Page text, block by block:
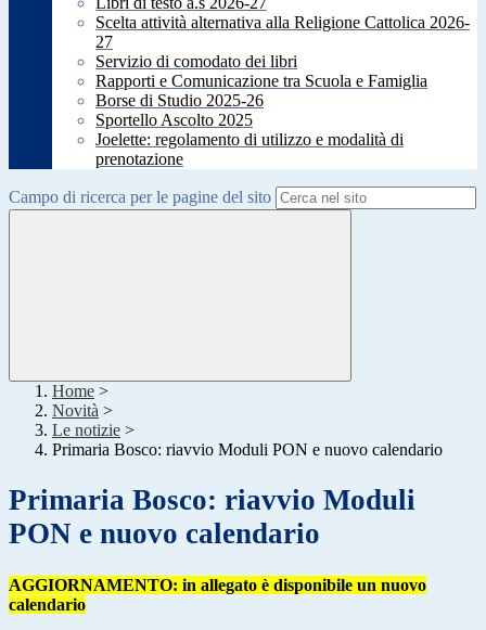
Scelta attività alternativa alla Religione Cattolica 2026-
27
Servizio di comodato dei libri
Rapporti e Comunicazione tra Scuola e Famiglia
Borse di Studio 2025-26
Sportello Ascolto 2025
Joelette: regolamento di utilizzo e modalità di
prenotazione
Campo di ricerca per le pagine del sito
Home >
Novità >
Le notizie >
Primaria Bosco: riavvio Moduli PON e nuovo calendario
Primaria Bosco: riavvio Moduli
PON e nuovo calendario
AGGIORNAMENTO: in allegato è disponibile un nuovo
calendario